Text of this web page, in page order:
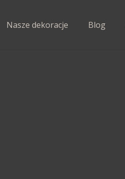
Nasze dekoracje Blog